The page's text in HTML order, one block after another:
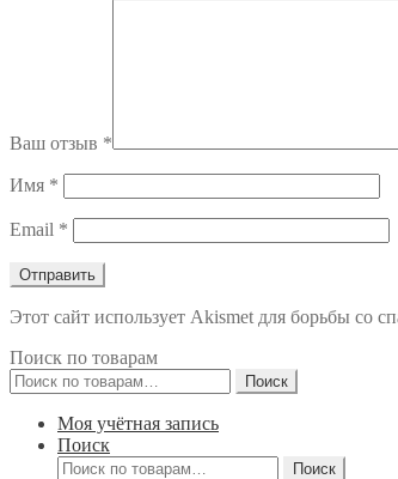
Ваш отзыв *
Имя *
Email *
Этот сайт использует Akismet для борьбы со
Поиск по товарам
Искать:
Поиск
Моя учётная запись
Поиск
Искать:
Поиск